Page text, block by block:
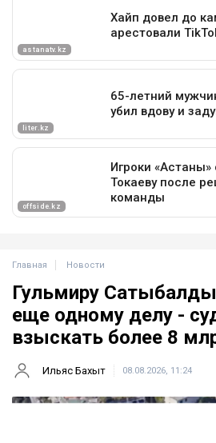
Главная Новости
Гульмиру
еще одному делу -
взыскать более 8
Ильяс Бахыт 08.08.2026, 11:24